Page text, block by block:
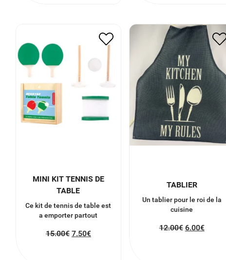
MINI KIT TENNIS DE
TABLE
Ce kit de tennis de table est
a emporter partout
15.00€ 7.50€
12.00€ 6.00€
TABLIER
Un tablier pour le roi de la
cuisine
12.00€ 6.00€